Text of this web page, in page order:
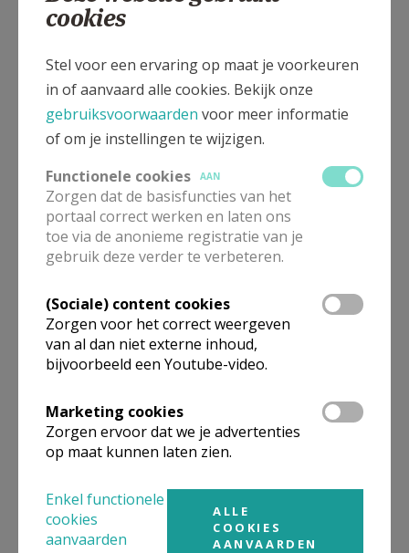
Inschrijvingen
Bekijk hier een filmpje waarin zorgpastores
vertellen over hun job:
Voor het correct weergeven van deze inhoud
VERANDER MIJN
INSTELLINGEN
Bekijk hier een filmpje waarin aalmoezenier Jan
vertelt over zijn job:
dien je (sociale) content cookies te aanvaarden.
VERANDER MIJN
cookies
Stel voor een ervaring op maat je voorkeuren
in of aanvaard alle cookies. Bekijk onze
gebruiksvoorwaarden voor meer informatie
of om je instellingen te wijzigen.
Functionele cookies
AAN
Zorgen dat de basisfuncties van het
portaal correct werken en laten ons
toe via de anonieme registratie van je
gebruik deze verder te verbeteren.
(Sociale) content cookies
Zorgen voor het correct weergeven
van al dan niet externe inhoud,
bijvoorbeeld een Youtube-video.
Marketing cookies
Zorgen ervoor dat we je advertenties
op maat kunnen laten zien.
Enkel functionele
cookies
aanvaarden
ALLE
COOKIES
AANVAARDEN